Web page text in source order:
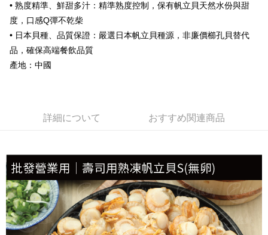
配送毎にNT$150、NT$999以上で送料無料
冷凍宅配-抗凍紙箱裝(可備註改保麗龍箱)
配送毎にNT$150、NT$999以上で送料無料
冷凍貨到付款
• 熟度精準、鮮甜多汁：精準熟度控制，保有帆立貝天然水份與甜
度，口感Q彈不乾柴
• 日本貝種、品質保證：嚴選日本帆立貝種源，非廉價櫛孔貝替代
品，確保高端餐飲品質
產地：中國
詳細について おすすめ関連商品